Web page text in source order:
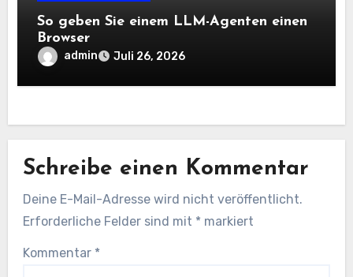
So geben Sie einem LLM-Agenten einen
Browser
admin Juli 26, 2026
Schreibe einen Kommentar
Deine E-Mail-Adresse wird nicht veröffentlicht.
Erforderliche Felder sind mit * markiert
Kommentar *